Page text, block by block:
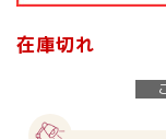
在庫切れ